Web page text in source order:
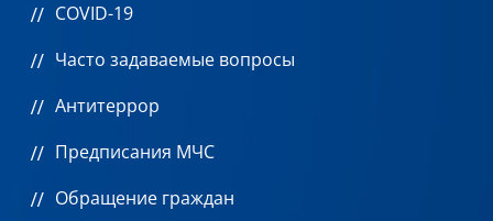
COVID-19
Часто задаваемые вопросы
Антитеррор
Предписания МЧС
Обращение граждан